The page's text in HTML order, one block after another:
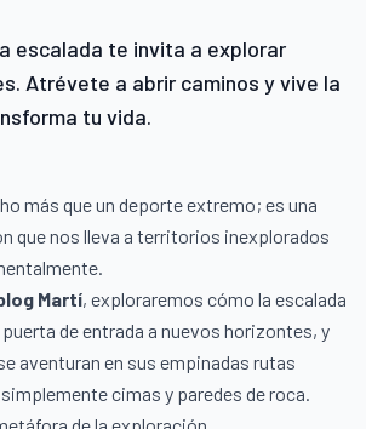
escalada te invita a explorar
Atrévete a abrir caminos y vive la
tu vida.
más que un deporte extremo; es una
que nos lleva a territorios inexplorados
Martí, exploraremos cómo la escalada
de entrada a nuevos horizontes, y
aventuran en sus empinadas rutas
cimas y paredes de roca.